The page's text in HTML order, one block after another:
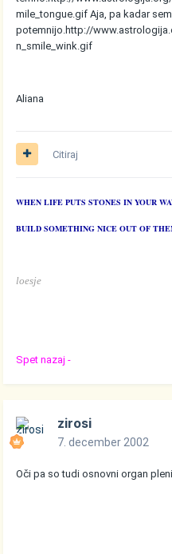
mile_tongue.gif Aja, pa kadar
potemnijo.http://
n_smile_wink.gif
Aliana
Citiraj
WHEN LIFE PUTS STONES IN YOUR
BUILD SOMETHING NICE OUT OF
loesje
Spet nazaj -
zirosi
7. december 2002
Oči pa so tudi osnovni organ